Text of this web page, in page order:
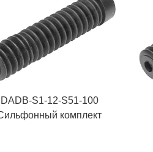
DADB-S1-12-S51-100
комплект